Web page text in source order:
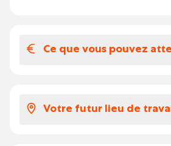
Ce que vous pouvez
Voici ce que vous pouvez
Votre futur lieu de